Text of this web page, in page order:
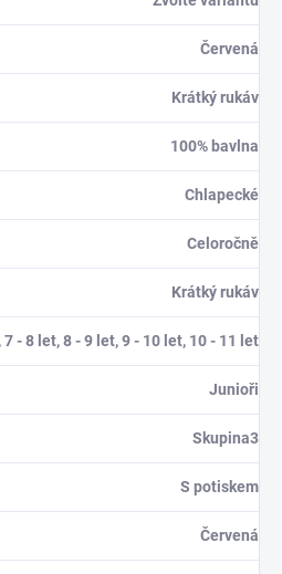
Červená
Krátký rukáv
100% bavlna
Chlapecké
Celoročně
Krátký rukáv
7 - 8 let, 8 - 9 let, 9 - 10 let, 10 - 11 let
Junioři
Skupina3
S potiskem
Červená